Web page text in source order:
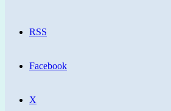
RSS
Facebook
X